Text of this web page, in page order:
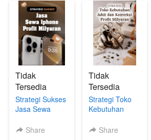
Tidak
Tersedia
Strategi Sukses
Jasa Sewa
Milyaran
Share
Tidak
Tersedia
Strategi Toko
Kebutuhan
Konveksi Profit
Share